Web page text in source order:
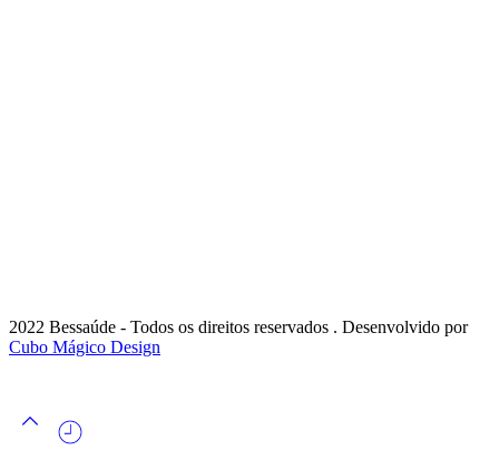
2022 Bessaúde - Todos os direitos reservados . Desenvolvido por
Cubo Mágico Design